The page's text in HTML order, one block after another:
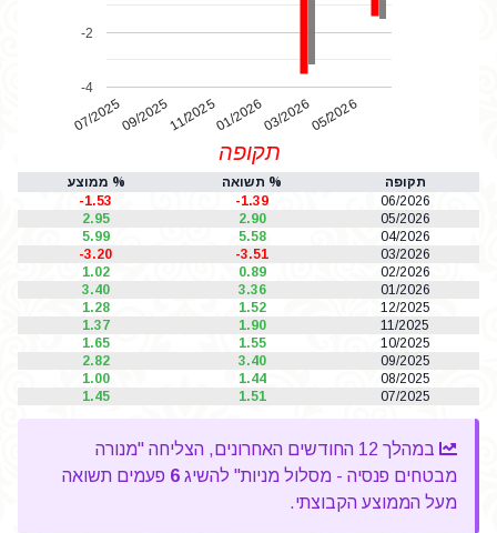
07/202509/202511/202501/202603/202605/2026
-4
-2
תקופה
תקופה % תשואה
% ממוצע
06/2026
-1.39
-1.53
05/2026
2.90
2.95
04/2026
5.58
5.99
03/2026
-3.51
-3.20
02/2026
0.89
1.02
01/2026
3.36
3.40
12/2025
1.52
1.28
11/2025
1.90
1.37
10/2025
1.55
1.65
09/2025
3.40
2.82
08/2025
1.44
1.00
07/2025
1.51
1.45
במהלך 12 החודשים האחרונים, הצליחה "מנורה
מבטחים פנסיה - מסלול מניות" להשיג 6 פעמים תשואה
מעל הממוצע הקבוצתי.